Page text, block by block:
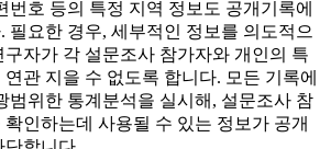
번호 등의 특정 지역 정보도 공개기록에
필요한 경우, 세부적인 정보를 의도적으
구자가 각 설문조사 참가자와 개인의 특
관 지을 수 없도록 합니다. 모든 기록에
범위한 통계분석을 실시해, 설문조사 참
인하는데 사용될 수 있는 정보가 공개